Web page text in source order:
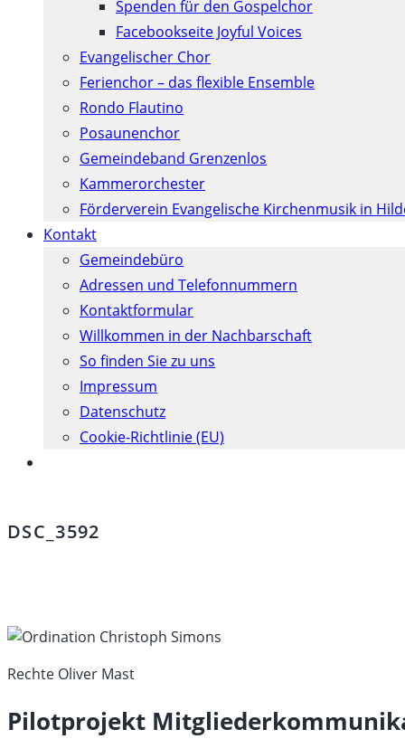
Spenden für den Gospelchor
Facebookseite Joyful Voices
Evangelischer Chor
Ferienchor – das flexible Ensemble
Rondo Flautino
Posaunenchor
Gemeindeband Grenzenlos
Kammerorchester
Förderverein Evangelische Kirchenmusik in
Kontakt
Gemeindebüro
Adressen und Telefonnummern
Kontaktformular
Willkommen in der Nachbarschaft
So finden Sie zu uns
Impressum
Datenschutz
Cookie-Richtlinie (EU)
DSC_3592
Rechte Oliver Mast
Pilotprojekt